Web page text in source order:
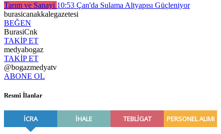
Tarım ve Sanayi 10:53 Çan'da Sulama Altyapısı Güçleniyor
burasicanakkalegazetesi
BEĞEN
BurasiCnk
TAKİP ET
medyabogaz
TAKİP ET
@bogazmedyatv
ABONE OL
Resmî İlanlar